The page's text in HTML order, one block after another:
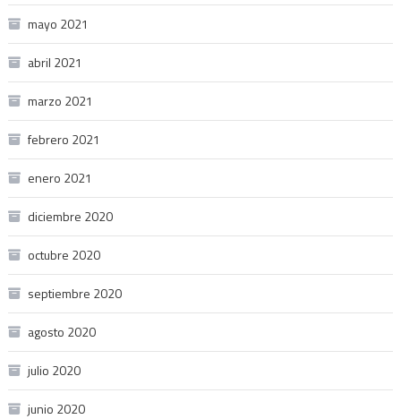
mayo 2021
abril 2021
marzo 2021
febrero 2021
enero 2021
diciembre 2020
octubre 2020
septiembre 2020
agosto 2020
julio 2020
junio 2020